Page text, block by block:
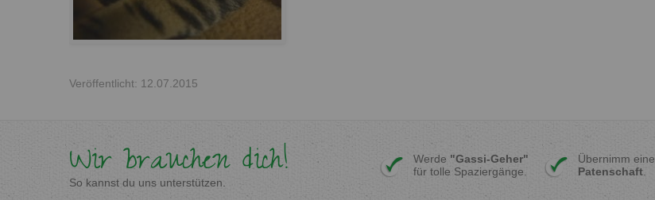
Veröffentlicht: 12.07.2015
Wir brauchen dich!
So kannst du uns unterstützen.
Werde "Gassi-Geher"
für tolle Spaziergänge.
Übernimm eine
Patenschaft